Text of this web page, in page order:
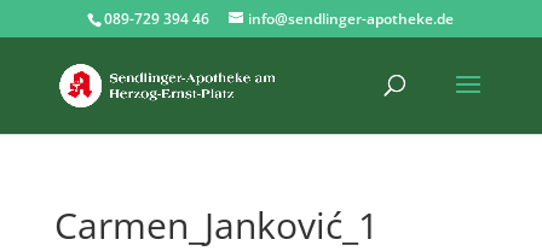
089-729 394 46 info@sendlinger-apotheke.de
Carmen_Janković_1